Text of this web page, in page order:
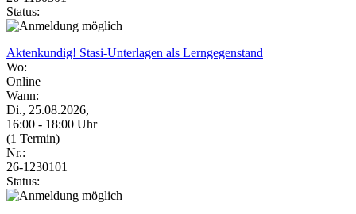
Status:
Aktenkundig! Stasi-Unterlagen als Lerngegenstand
Wo:
Online
Wann:
Di., 25.08.2026,
16:00 - 18:00 Uhr
(1 Termin)
Nr.:
26-1230101
Status: